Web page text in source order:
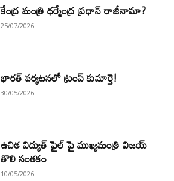
కేంద్ర మంత్రి ధర్మేంద్ర ప్రధాన్ రాజీనామా?
25/07/2026
భారత్ పర్యటనలో ట్రంప్ కుమార్తె!
30/05/2026
ఉచిత విద్యుత్ ఫైల్ పై ముఖ్యమంత్రి విజయ్
తొలి సంతకం
10/05/2026